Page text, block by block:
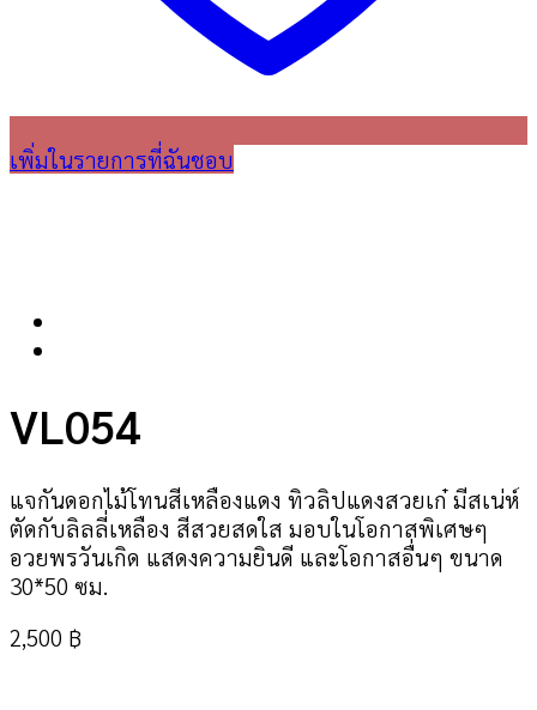
เพิ่มในรายการที่ฉันชอบ
VL054
แจกันดอกไม้โทนสีเหลืองแดง ทิวลิปแดงสวยเก๋ มีสเน่ห์
ตัดกับลิลลี่เหลือง สีสวยสดใส มอบในโอกาสพิเศษๆ
อวยพรวันเกิด แสดงความยินดี และโอกาสอื่นๆ ขนาด
30*50 ซม.
2,500 ฿